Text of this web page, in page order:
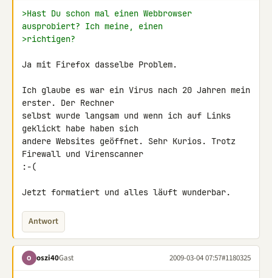
>Hast Du schon mal einen Webbrowser
ausprobiert? Ich meine, einen
>richtigen?
Ja mit Firefox dasselbe Problem.
Ich glaube es war ein Virus nach 20 Jahren mein
erster. Der Rechner
selbst wurde langsam und wenn ich auf Links
geklickt habe haben sich
andere Websites geöffnet. Sehr Kurios. Trotz
Firewall und Virenscanner
:-(
Jetzt formatiert und alles läuft wunderbar.
Antwort
O oszi40Gast 2009-03-04 07:57#1180325